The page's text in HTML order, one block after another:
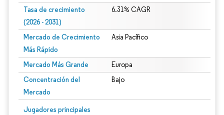
Tasa de crecimiento
(2026 - 2031)
6.31% CAGR
Mercado de Crecimiento
Más Rápido
Asia Pacífico
Mercado Más Grande Europa
Concentración del
Mercado
Bajo
Jugadores principales
Imagen © Mordor Intelligence. El uso requiere atribución según CC BY 4.0.